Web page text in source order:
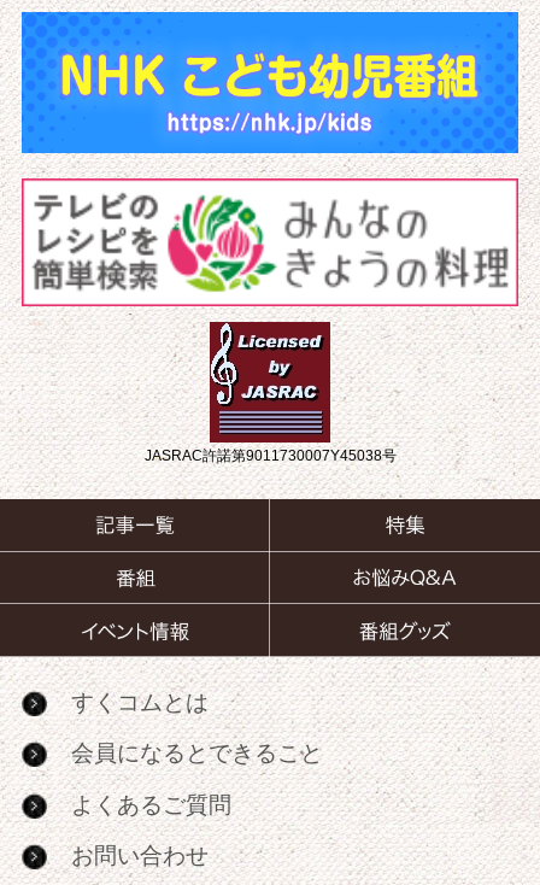
JASRAC許諾第9011730007Y45038号
すくコムとは
会員になるとできること
よくあるご質問
お問い合わせ